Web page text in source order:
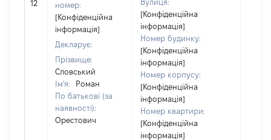
12
номер:
[Конфіденційна
інформація]
Декларує:
Прізвище:
Словський
Ім'я:
Роман
По батькові (за
наявності):
Орестович
Вулиця:
[Конфіденційна
інформація]
Номер будинку:
[Конфіденційна
інформація]
Номер корпусу:
[Конфіденційна
інформація]
Номер квартири:
[Конфіденційна
інформація]